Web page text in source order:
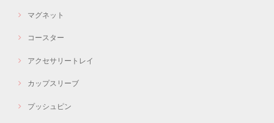
マグネット
コースター
アクセサリートレイ
カップスリーブ
プッシュピン